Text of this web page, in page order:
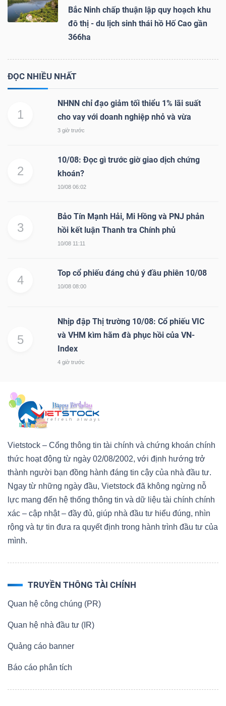
Bắc Ninh chấp thuận lập quy hoạch khu
đô thị - du lịch sinh thái hồ Hố Cao gần
366ha
ĐỌC NHIỀU NHẤT
1
NHNN chỉ đạo giảm tối thiểu 1% lãi suất
cho vay với doanh nghiệp nhỏ và vừa
3 giờ trước
2
10/08: Đọc gì trước giờ giao dịch chứng
khoán?
10/08 06:02
3
Bảo Tín Mạnh Hải, Mi Hồng và PNJ phản
hồi kết luận Thanh tra Chính phủ
10/08 11:11
4
Top cổ phiếu đáng chú ý đầu phiên 10/08
10/08 08:00
5
Nhịp đập Thị trường 10/08: Cổ phiếu VIC
và VHM kìm hãm đà phục hồi của VN-
Index
4 giờ trước
Vietstock – Cổng thông tin tài chính và chứng khoán chính
thức hoạt động từ ngày 02/08/2002, với định hướng trở
thành người bạn đồng hành đáng tin cậy của nhà đầu tư.
Ngay từ những ngày đầu, Vietstock đã không ngừng nỗ
lực mang đến hệ thống thông tin và dữ liệu tài chính chính
xác – cập nhật – đầy đủ, giúp nhà đầu tư hiểu đúng, nhìn
rộng và tự tin đưa ra quyết định trong hành trình đầu tư của
mình.
TRUYỀN THÔNG TÀI CHÍNH
Quan hệ công chúng (PR)
Quan hệ nhà đầu tư (IR)
Quảng cáo banner
Báo cáo phân tích